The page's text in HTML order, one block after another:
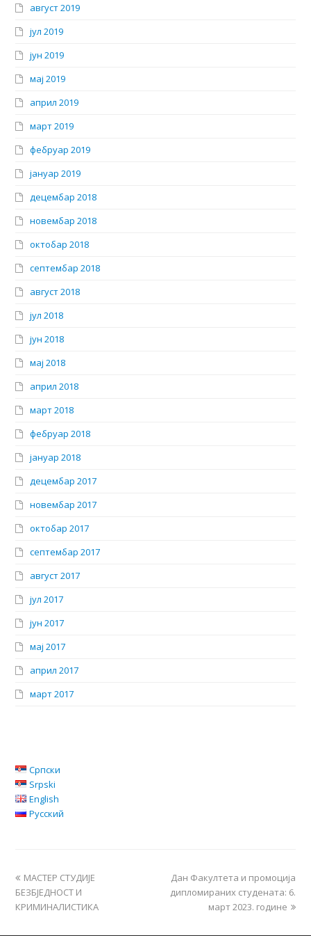
август 2019
јул 2019
јун 2019
мај 2019
април 2019
март 2019
фебруар 2019
јануар 2019
децембар 2018
новембар 2018
октобар 2018
септембар 2018
август 2018
јул 2018
јун 2018
мај 2018
април 2018
март 2018
фебруар 2018
јануар 2018
децембар 2017
новембар 2017
октобар 2017
септембар 2017
август 2017
јул 2017
јун 2017
мај 2017
април 2017
март 2017
Српски
Srpski
English
Русский
МАСТЕР СТУДИЈЕ
БЕЗБЈЕДНОСТ И
КРИМИНАЛИСТИКА
Дан Факултета и промоција
дипломираних студената: 6.
март 2023. године